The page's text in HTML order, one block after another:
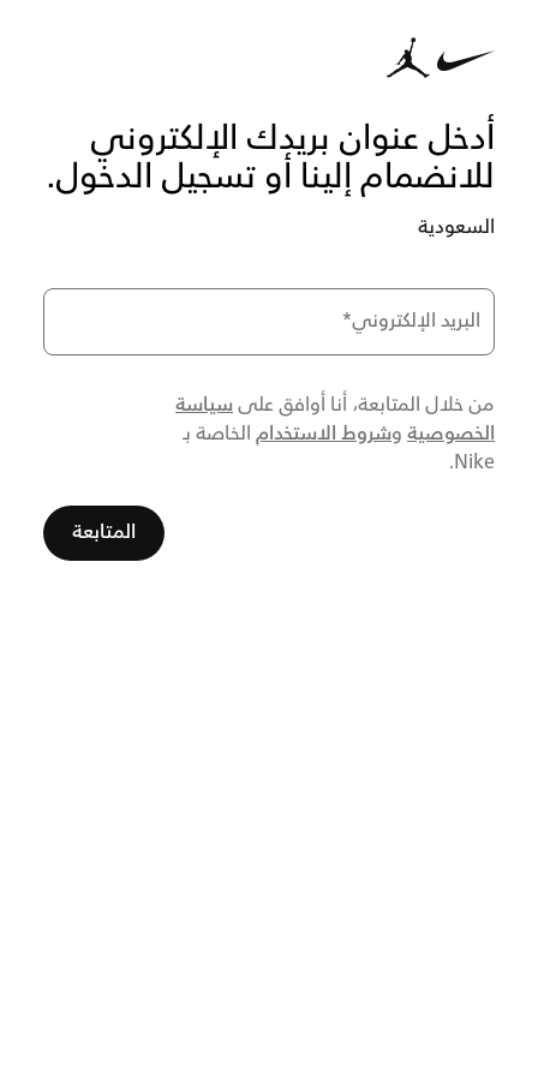
أدخل عنوان بريدك الإلكتروني
للانضمام إلينا أو تسجيل الدخول.
السعودية
البريد الإلكتروني*
من خلال المتابعة، أنا أوافق علىسياسة
الخصوصية وشروط الاستخدام الخاصة بـ
Nike.
المتابعة